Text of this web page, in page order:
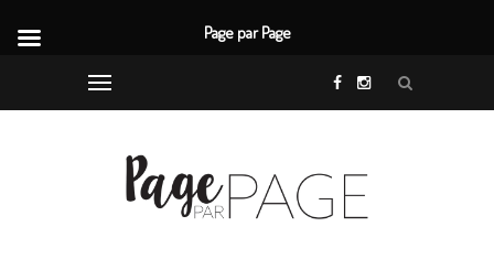
Page par Page